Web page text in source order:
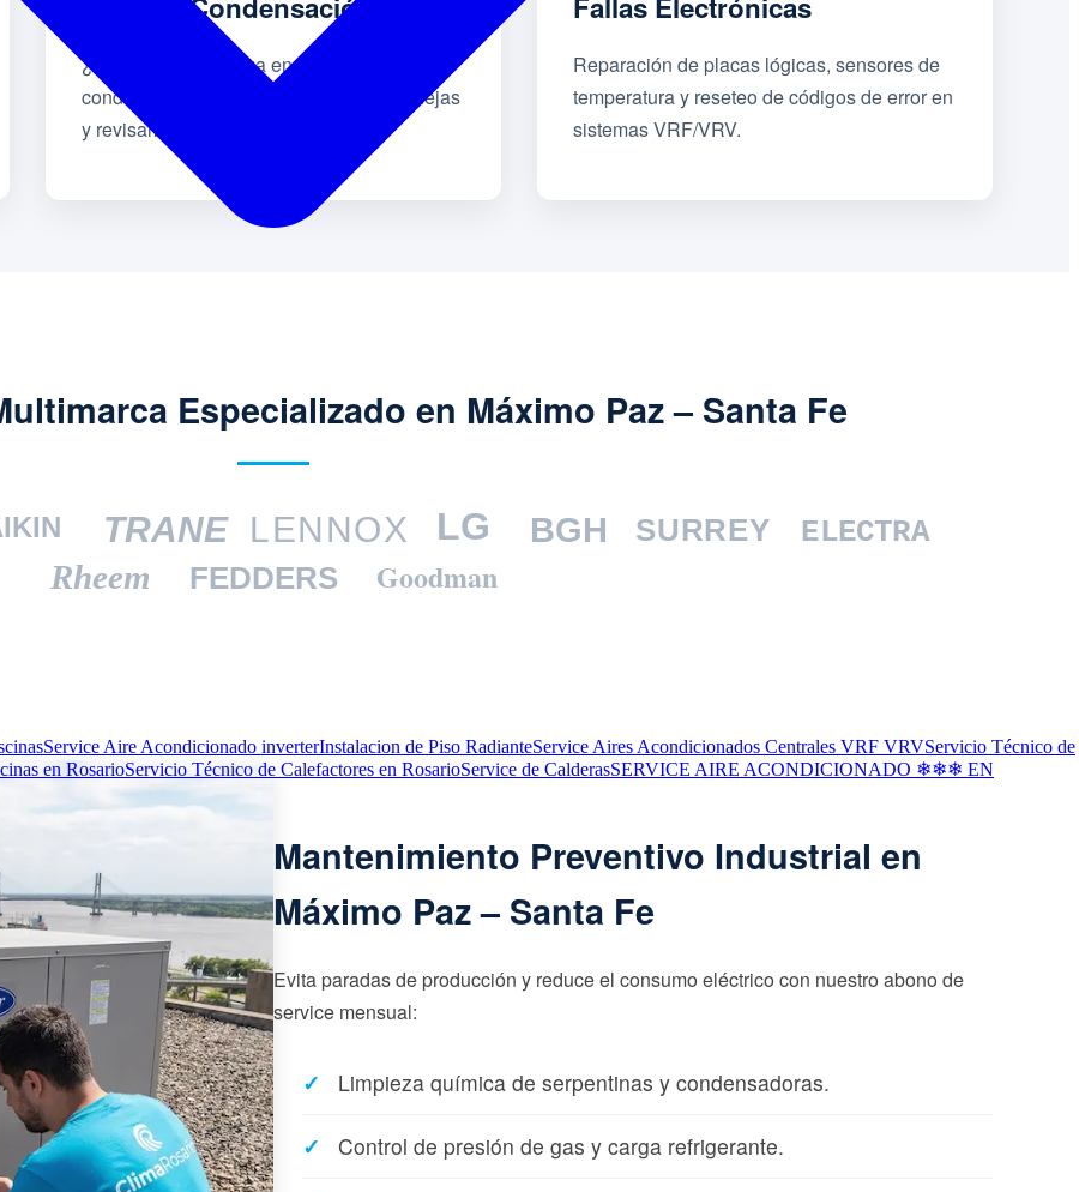
Service Aire Acondicionado inverterInstalacion de Piso RadianteService Aires Acondicionados Centrales VRF VRVServicio Técnico de
en RosarioServicio Técnico de Calefactores en RosarioService de CalderasSERVICE AIRE ACONDICIONADO ❄❄❄ EN
¿Filtraciones de agua en techos o
conductos? Destapamos drenajes, bandejas
y revisamos la aislación térmica.
Reparación de placas lógicas, sensores de
temperatura y reseteo de códigos de error en
sistemas VRF/VRV.
Especializado en Máximo Paz – Santa Fe
TRANE LENNOX LG BGH SURREY ELECTRA
Rheem FEDDERS Goodman
Mantenimiento Preventivo Industrial en
Máximo Paz – Santa Fe
Evita paradas de producción y reduce el consumo eléctrico con nuestro abono de
service mensual:
Limpieza química de serpentinas y condensadoras.
Control de presión de gas y carga refrigerante.